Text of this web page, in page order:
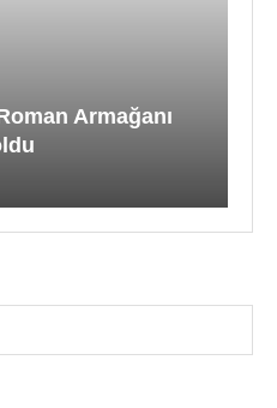
Armağanı